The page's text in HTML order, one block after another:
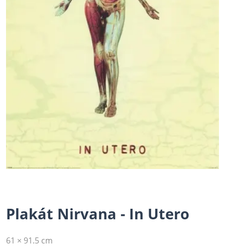
Plakát Nirvana - In Utero
61 × 91.5 cm